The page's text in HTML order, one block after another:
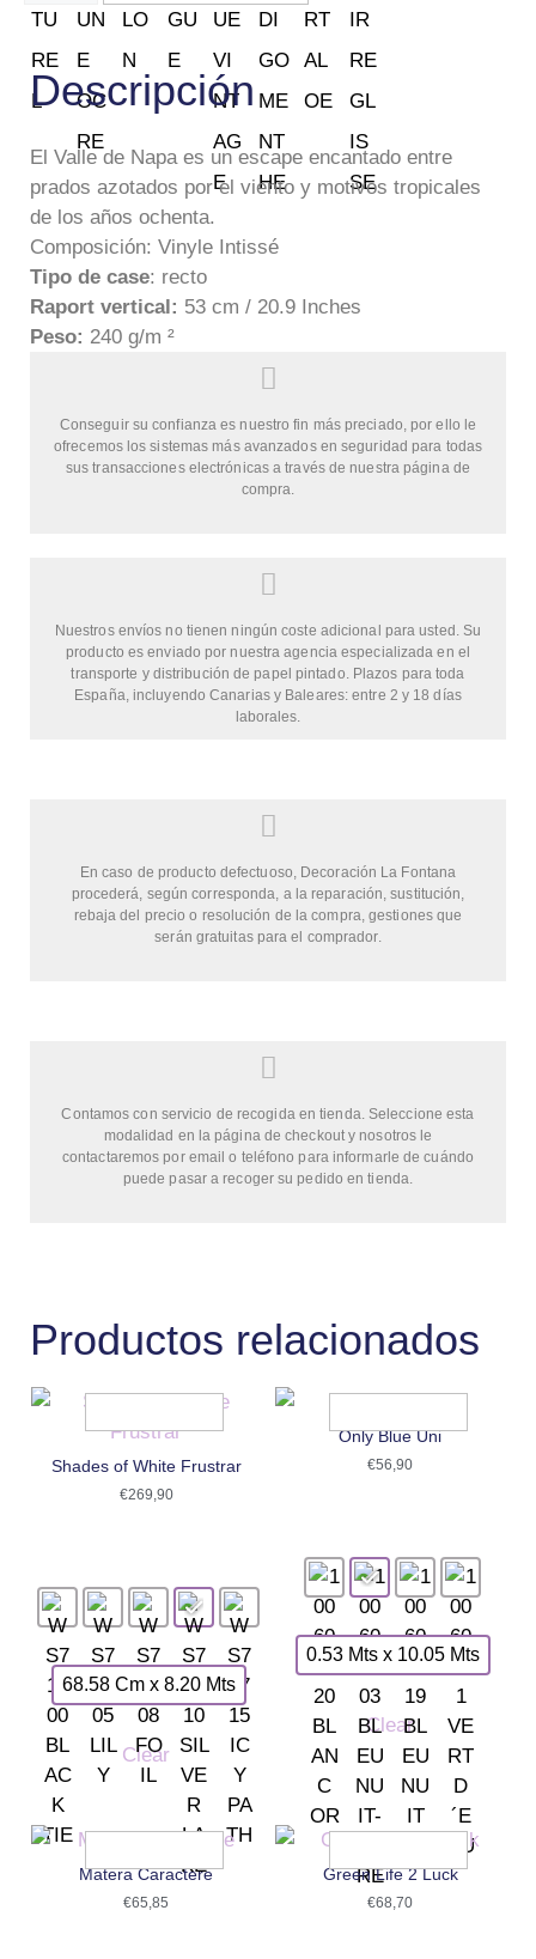
Descripción
El Valle de Napa es un escape encantado entre
prados azotados por el viento y motivos tropicales
de los años ochenta.
Composición: Vinyle Intissé
Tipo de case: recto
Raport vertical: 53 cm / 20.9 Inches
Peso: 240 g/m ²
Conseguir su confianza es nuestro fin más preciado, por ello le
ofrecemos los sistemas más avanzados en seguridad para todas
sus transacciones electrónicas a través de nuestra página de
compra.
Nuestros envíos no tienen ningún coste adicional para usted. Su
producto es enviado por nuestra agencia especializada en el
transporte y distribución de papel pintado. Plazos para toda
España, incluyendo Canarias y Baleares: entre 2 y 18 días
laborales.
En caso de producto defectuoso, Decoración La Fontana
procederá, según corresponda, a la reparación, sustitución,
rebaja del precio o resolución de la compra, gestiones que
serán gratuitas para el comprador.
Contamos con servicio de recogida en tienda. Seleccione esta
modalidad en la página de checkout y nosotros le
contactaremos por email o teléfono para informarle de cuándo
puede pasar a recoger su pedido en tienda.
Productos relacionados
Shades of White Frustrar
€269,90
68.58 Cm x 8.20 Mts
Clear
Only Blue Uni
€56,90
0.53 Mts x 10.05 Mts
Clear
Matera Caractere
€65,85
Green Life 2 Luck
€68,70